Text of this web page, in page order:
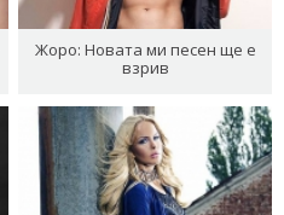
Жоро: Новата ми песен ще е
взрив